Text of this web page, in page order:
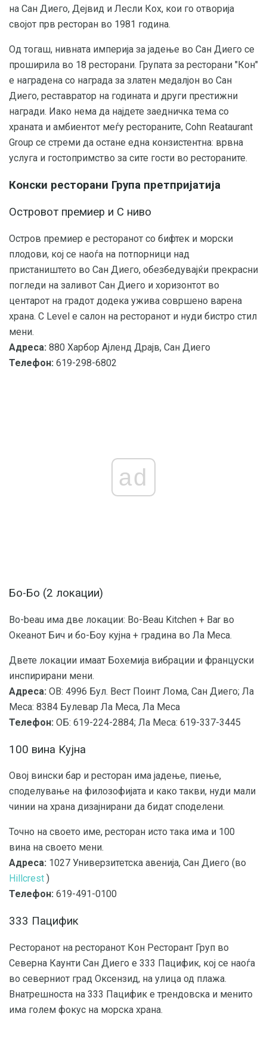
на Сан Диего, Дејвид и Лесли Кох, кои го отворија
својот прв ресторан во 1981 година.
Од тогаш, нивната империја за јадење во Сан Диего се
проширила во 18 ресторани. Групата за ресторани "Кон"
е наградена со награда за златен медалјон во Сан
Диего, реставратор на годината и други престижни
награди. Иако нема да најдете заедничка тема со
храната и амбиентот меѓу рестораните, Cohn Reataurant
Group се стреми да остане една конзистентна: врвна
услуга и гостопримство за сите гости во рестораните.
Конски ресторани Група претпријатија
Островот премиер и C ниво
Остров премиер е ресторанот со бифтек и морски
плодови, кој се наоѓа на потпорници над
пристаништето во Сан Диего, обезбедувајќи прекрасни
погледи на заливот Сан Диего и хоризонтот во
центарот на градот додека ужива совршено варена
храна. C Level е салон на ресторанот и нуди бистро стил
мени.
Адреса: 880 Харбор Ајленд Драјв, Сан Диего
Телефон: 619-298-6802
ad
Бо-Бо (2 локации)
Bo-beau има две локации: Bo-Beau Kitchen + Bar во
Океанот Бич и бо-Боу кујна + градина во Ла Меса.
Двете локации имаат Бохемија вибрации и француски
инспирирани мени.
Адреса: ОВ: 4996 Бул. Вест Поинт Лома, Сан Диего; Ла
Меса: 8384 Булевар Ла Меса, Ла Меса
Телефон: ОБ: 619-224-2884; Ла Меса: 619-337-3445
100 вина Кујна
Овој вински бар и ресторан има јадење, пиење,
споделување на филозофијата и како такви, нуди мали
чинии на храна дизајнирани да бидат споделени.
Точно на своето име, ресторан исто така има и 100
вина на своето мени.
Адреса: 1027 Универзитетска авенија, Сан Диего (во
Hillcrest )
Телефон: 619-491-0100
333 Пацифик
Ресторанот на ресторанот Кон Ресторант Груп во
Северна Каунти Сан Диего е 333 Пацифик, кој се наоѓа
во северниот град Оксензид, на улица од плажа.
Внатрешноста на 333 Пацифик е трендовска и менито
има голем фокус на морска храна.